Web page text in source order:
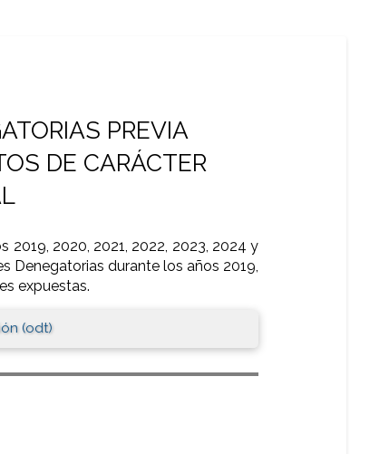
PREVIA
DE CARÁCTER
2020, 2021, 2022, 2023, 2024 y
Denegatorias durante los años 2019,
expuestas.
(odt)